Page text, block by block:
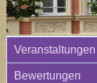
Veranstaltungen
Bewertungen